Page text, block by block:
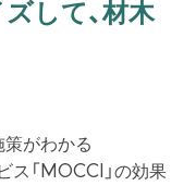
して、材木
がわかる
ス「MOCCI」の効果